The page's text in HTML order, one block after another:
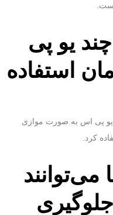
چند یو پی
استفاده
یو پی اس به صورت موازی
کرد.
می‌توانند